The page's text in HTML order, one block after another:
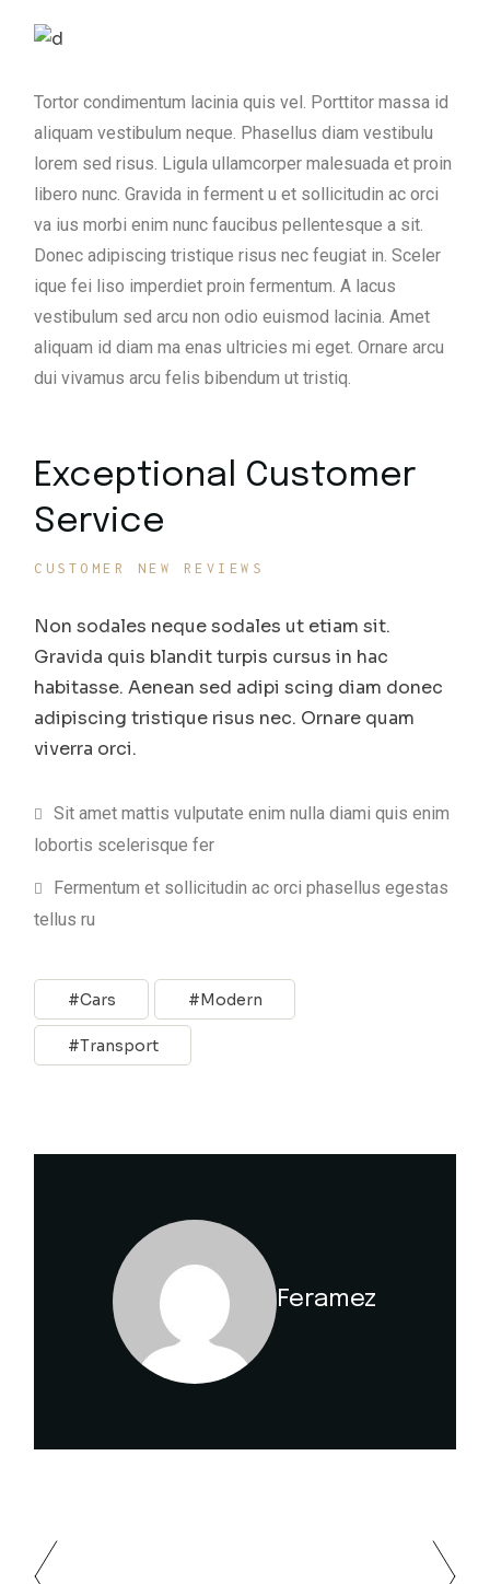
Tortor condimentum lacinia quis vel. Porttitor massa id
aliquam vestibulum neque. Phasellus diam vestibulu
lorem sed risus. Ligula ullamcorper malesuada et proin
libero nunc. Gravida in ferment u et sollicitudin ac orci
va ius morbi enim nunc faucibus pellentesque a sit.
Donec adipiscing tristique risus nec feugiat in. Sceler
ique fei liso imperdiet proin fermentum. A lacus
vestibulum sed arcu non odio euismod lacinia. Amet
aliquam id diam ma enas ultricies mi eget. Ornare arcu
dui vivamus arcu felis bibendum ut tristiq.
Exceptional Customer
Service
CUSTOMER NEW REVIEWS
Non sodales neque sodales ut etiam sit.
Gravida quis blandit turpis cursus in hac
habitasse. Aenean sed adipi scing diam donec
adipiscing tristique risus nec. Ornare quam
viverra orci.
Sit amet mattis vulputate enim nulla diami quis enim
lobortis scelerisque fer
Fermentum et sollicitudin ac orci phasellus egestas
tellus ru
Cars Modern
Transport
Feramez